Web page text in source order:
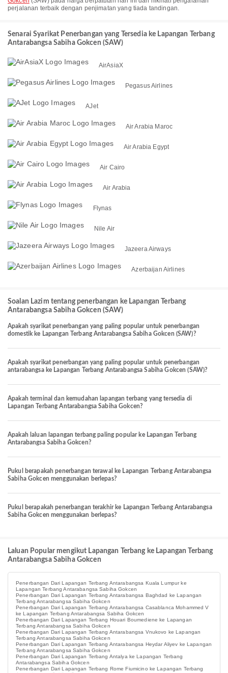
perjalanan terbaik dengan penjimatan yang tiada tandingan.
Senarai Syarikat Penerbangan yang Tersedia ke Lapangan Terbang
Antarabangsa Sabiha Gokcen (SAW)
AirAsiaX
Pegasus Airlines
AJet
Air Arabia Maroc
Air Arabia Egypt
Air Cairo
Air Arabia
Flynas
Nile Air
Jazeera Airways
Azerbaijan Airlines
Soalan Lazim tentang penerbangan ke Lapangan Terbang
Antarabangsa Sabiha Gokcen (SAW)
Apakah syarikat penerbangan yang paling popular untuk penerbangan
domestik ke Lapangan Terbang Antarabangsa Sabiha Gokcen (SAW)?
Apakah syarikat penerbangan yang paling popular untuk penerbangan
antarabangsa ke Lapangan Terbang Antarabangsa Sabiha Gokcen (SAW)?
Apakah terminal dan kemudahan lapangan terbang yang tersedia di
Lapangan Terbang Antarabangsa Sabiha Gokcen?
Apakah laluan lapangan terbang paling popular ke Lapangan Terbang
Antarabangsa Sabiha Gokcen?
Pukul berapakah penerbangan terawal ke Lapangan Terbang Antarabangsa
Sabiha Gokcen menggunakan berlepas?
Pukul berapakah penerbangan terakhir ke Lapangan Terbang Antarabangsa
Sabiha Gokcen menggunakan berlepas?
Laluan Popular mengikut Lapangan Terbang ke Lapangan Terbang
Antarabangsa Sabiha Gokcen
Penerbangan Dari Lapangan Terbang Antarabangsa Kuala Lumpur ke
Lapangan Terbang Antarabangsa Sabiha Gokcen
Penerbangan Dari Lapangan Terbang Antarabangsa Baghdad ke Lapangan
Terbang Antarabangsa Sabiha Gokcen
Penerbangan Dari Lapangan Terbang Antarabangsa Casablanca Mohammed V
ke Lapangan Terbang Antarabangsa Sabiha Gokcen
Penerbangan Dari Lapangan Terbang Houari Boumediene ke Lapangan
Terbang Antarabangsa Sabiha Gokcen
Penerbangan Dari Lapangan Terbang Antarabangsa Vnukovo ke Lapangan
Terbang Antarabangsa Sabiha Gokcen
Penerbangan Dari Lapangan Terbang Antarabangsa Heydar Aliyev ke Lapangan
Terbang Antarabangsa Sabiha Gokcen
Penerbangan Dari Lapangan Terbang Antalya ke Lapangan Terbang
Antarabangsa Sabiha Gokcen
Penerbangan Dari Lapangan Terbang Rome Fiumicino ke Lapangan Terbang